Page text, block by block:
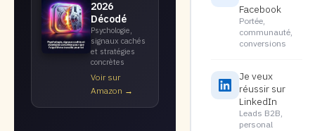
2026
Décodé
Psychologie,
signaux cachés
et stratégies
concrètes
Voir sur
Amazon →
Facebook
Portée,
communauté,
conversions
Je veux
réussir sur
LinkedIn
Leads B2B,
personal